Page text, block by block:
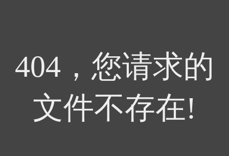
404，您请求的
文件不存在!